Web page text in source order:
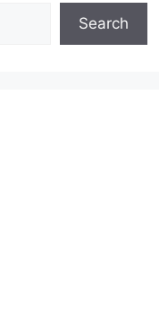
Search